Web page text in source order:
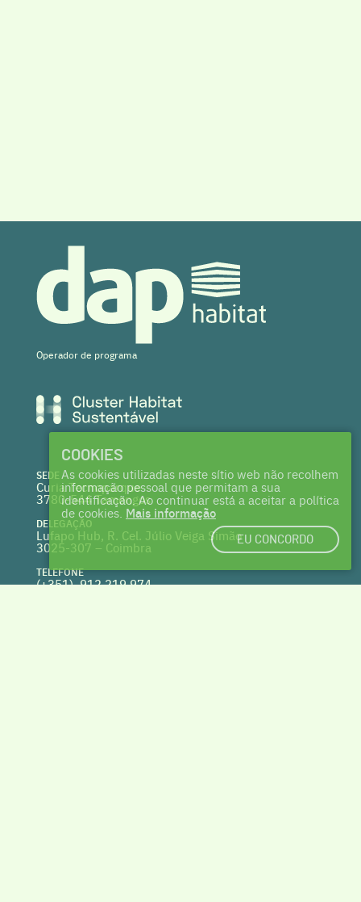
Operador de programa
SEDE
Curia Tecnoparque
3780-544 Tamengos
DELEGAÇÃO
Lufapo Hub, R. Cel. Júlio Veiga Simão
3025-307 – Coimbra
TELEFONE
(+351) 912 219 974
COOKIES
As cookies utilizadas neste sítio web não recolhem
informação pessoal que permitam a sua
identificação. Ao continuar está a aceitar a política
de cookies. Mais informação
EU CONCORDO